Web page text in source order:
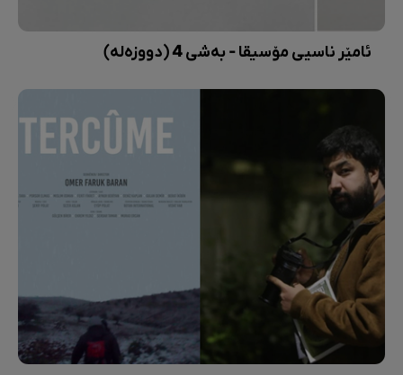
ئامێر ناسیی مۆسیقا - بەشی 4 (دووزەلە)